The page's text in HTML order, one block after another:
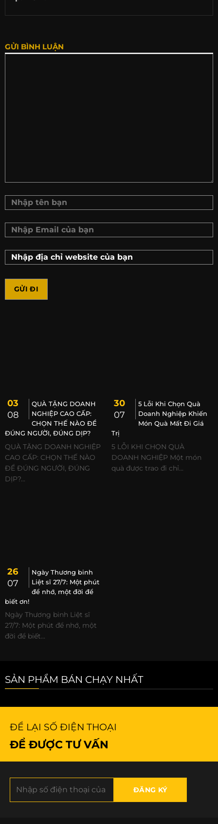
GỬI BÌNH LUẬN
03
08
QUÀ TẶNG DOANH
NGHIỆP CAO CẤP:
CHỌN THẾ NÀO ĐỂ
ĐÚNG NGƯỜI, ĐÚNG DỊP?
QUÀ TẶNG DOANH NGHIỆP
CAO CẤP: CHỌN THẾ NÀO
ĐỂ ĐÚNG NGƯỜI, ĐÚNG
DỊP?...
30
07
5 Lỗi Khi Chọn Quà
Doanh Nghiệp Khiến
Món Quà Mất Đi Giá
Trị
5 LỖI KHI CHỌN QUÀ
DOANH NGHIỆP Một món
quà được trao đi chỉ...
26
07
Ngày Thương binh
Liệt sĩ 27/7: Một phút
để nhớ, một đời để
biết ơn!
Ngày Thương binh Liệt sĩ
27/7: Một phút để nhớ, một
đời để biết...
SẢN PHẨM BÁN CHẠY NHẤT
ĐỂ LẠI SỐ ĐIỆN THOẠI
ĐỂ ĐƯỢC TƯ VẤN